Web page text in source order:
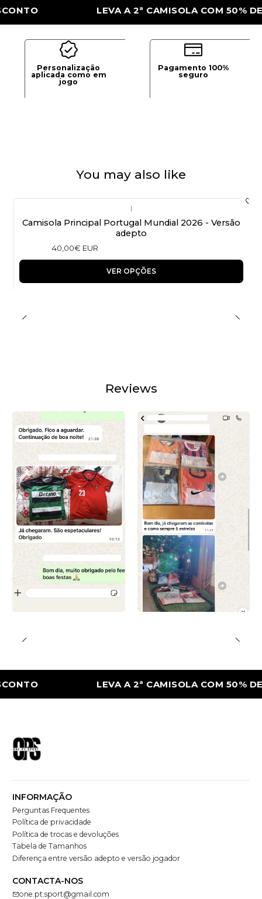
LEVA A 2ª CAMISOLA COM 50% DE
Personalização
aplicada como em
jogo
Pagamento 100%
seguro
You may also like
|
Camisola Principal Portugal Mundial 2026 - Versão
adepto
40,00€ EUR
VER OPÇÕES
Reviews
LEVA A 2ª CAMISOLA COM 50% DE
INFORMAÇÃO
Perguntas Frequentes
Política de privacidade
Política de trocas e devoluções
Tabela de Tamanhos
Diferença entre versão adepto e versão jogador
CONTACTA-NOS
one.pt.sport@gmail.com